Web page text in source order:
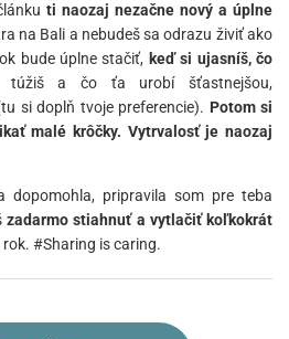
ti naozaj nezačne nový a úplne
na Bali a nebudeš sa odrazu živiť ako
bude úplne stačiť, keď si ujasníš, čo
a čo ťa urobí šťastnejšou,
si doplň tvoje preferencie). Potom si
malé krôčky. Vytrvalosť je naozaj
pripravila som pre teba
zadarmo stiahnuť a vytlačiť koľkokrát
#Sharing is caring.